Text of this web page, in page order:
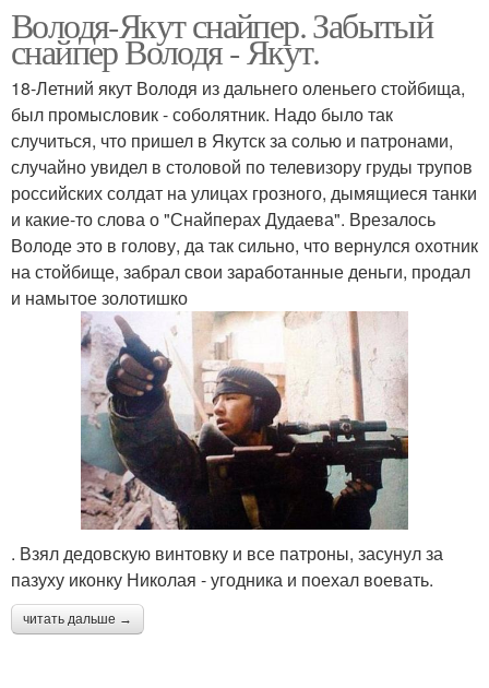
Володя-Якут снайпер. Забытый
снайпер Володя - Якут.
18-Летний якут Володя из дальнего оленьего стойбища,
был промысловик - соболятник. Надо было так
случиться, что пришел в Якутск за солью и патронами,
случайно увидел в столовой по телевизору груды трупов
российских солдат на улицах грозного, дымящиеся танки
и какие-то слова о "Снайперах Дудаева". Врезалось
Володе это в голову, да так сильно, что вернулся охотник
на стойбище, забрал свои заработанные деньги, продал
и намытое золотишко
. Взял дедовскую винтовку и все патроны, засунул за
пазуху иконку Николая - угодника и поехал воевать.
читать дальше →